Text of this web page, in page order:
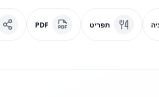
תפריט PDF